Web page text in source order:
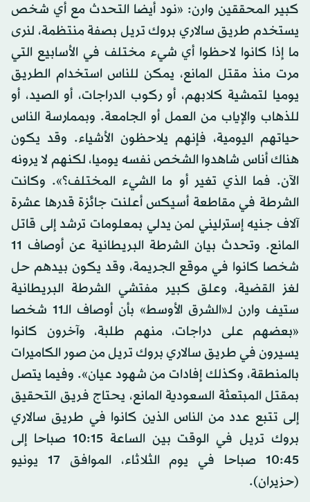
كبير المحققين وارن: «نود أيضا التحدث مع أي شخص
يستخدم طريق سالاري بروك تريل بصفة منتظمة، لنرى
ما إذا كانوا لاحظوا أي شيء مختلف في الأسابيع التي
مرت منذ مقتل المانع، يمكن للناس استخدام الطريق
يوميا لتمشية كلابهم، أو ركوب الدراجات، أو الصيد، أو
للذهاب والإياب من العمل أو الجامعة. وبممارسة الناس
حياتهم اليومية، فإنهم يلاحظون الأشياء. وقد يكون
هناك أناس شاهدوا الشخص نفسه يوميا، لكنهم لا يرونه
الآن. فما الذي تغير أو ما الشيء المختلف؟». وكانت
الشرطة في مقاطعة أسيكس أعلنت جائزة قدرها عشرة
آلاف جنيه إسترليني لمن يدلي بمعلومات ترشد إلى قاتل
المانع. وتحدث بيان الشرطة البريطانية عن أوصاف 11
شخصا كانوا في موقع الجريمة، وقد يكون بيدهم حل
لغز القضية، وعلق كبير مفتشي الشرطة البريطانية
ستيف وارن لـ«الشرق الأوسط» بأن أوصاف الـ11 شخصا
«بعضهم على دراجات، منهم طلبة، وآخرون كانوا
يسيرون في طريق سالاري بروك تريل من صور الكاميرات
بالمنطقة، وكذلك إفادات من شهود عيان». وفيما يتصل
بمقتل المبتعثة السعودية المانع، يحتاج فريق التحقيق
إلى تتبع عدد من الناس الذين كانوا في طريق سالاري
بروك تريل في الوقت بين الساعة 10:15 صباحا إلى
10:45 صباحا في يوم الثلاثاء، الموافق 17 يونيو
(حزيران).